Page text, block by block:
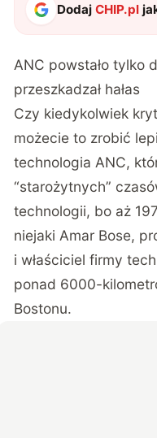
DodajCHIP.pl
ANC powstało tylko
przeszkadzał hałas
Czy kiedykolwiek
możecie to zrobić
technologia ANC,
“starożytnych”
technologii, bo aż
niejaki Amar Bose,
i właściciel firmy
ponad 6000-
Bostonu.